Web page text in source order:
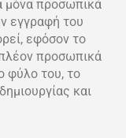
μόνα προσωπικά
εγγραφή του
εφόσον το
προσωπικά
φύλο του, το
και